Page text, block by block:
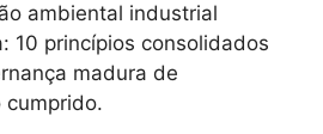
ambiental industrial
10 princípios consolidados
madura de
cumprido.